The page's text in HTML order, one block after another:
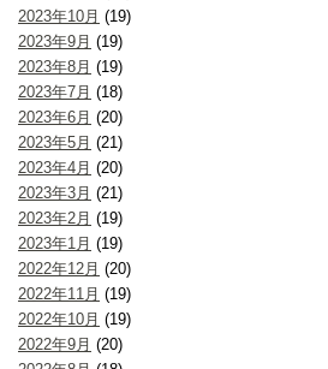
2023年10月 (19)
2023年9月 (19)
2023年8月 (19)
2023年7月 (18)
2023年6月 (20)
2023年5月 (21)
2023年4月 (20)
2023年3月 (21)
2023年2月 (19)
2023年1月 (19)
2022年12月 (20)
2022年11月 (19)
2022年10月 (19)
2022年9月 (20)